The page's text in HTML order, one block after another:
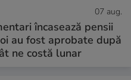
07 aug.
încasează pensii
au fost aprobate după
ne costă lunar